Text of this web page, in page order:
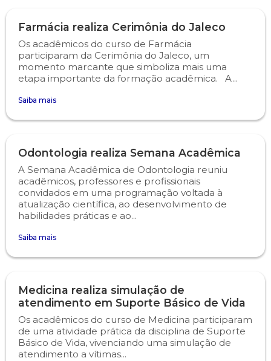
Farmácia realiza Cerimônia do Jaleco
Os acadêmicos do curso de Farmácia
participaram da Cerimônia do Jaleco, um
momento marcante que simboliza mais uma
etapa importante da formação acadêmica. A...
Saiba mais
Odontologia realiza Semana Acadêmica
A Semana Acadêmica de Odontologia reuniu
acadêmicos, professores e profissionais
convidados em uma programação voltada à
atualização científica, ao desenvolvimento de
habilidades práticas e ao...
Saiba mais
Medicina realiza simulação de
atendimento em Suporte Básico de Vida
Os acadêmicos do curso de Medicina participaram
de uma atividade prática da disciplina de Suporte
Básico de Vida, vivenciando uma simulação de
atendimento a vítimas...
Medicina
Medicina Veterinária
Psicologia
Publicidade e Propaganda
Minha Biblioteca
Núcleo de Apoio Psicopedagógico
Segunda Chamada
Seguro Escolar
Sapien
NAPP e NAPC
Portal do Egresso
Publicações Científicas
Revistas Campo Real
WhatsApp Campo Real